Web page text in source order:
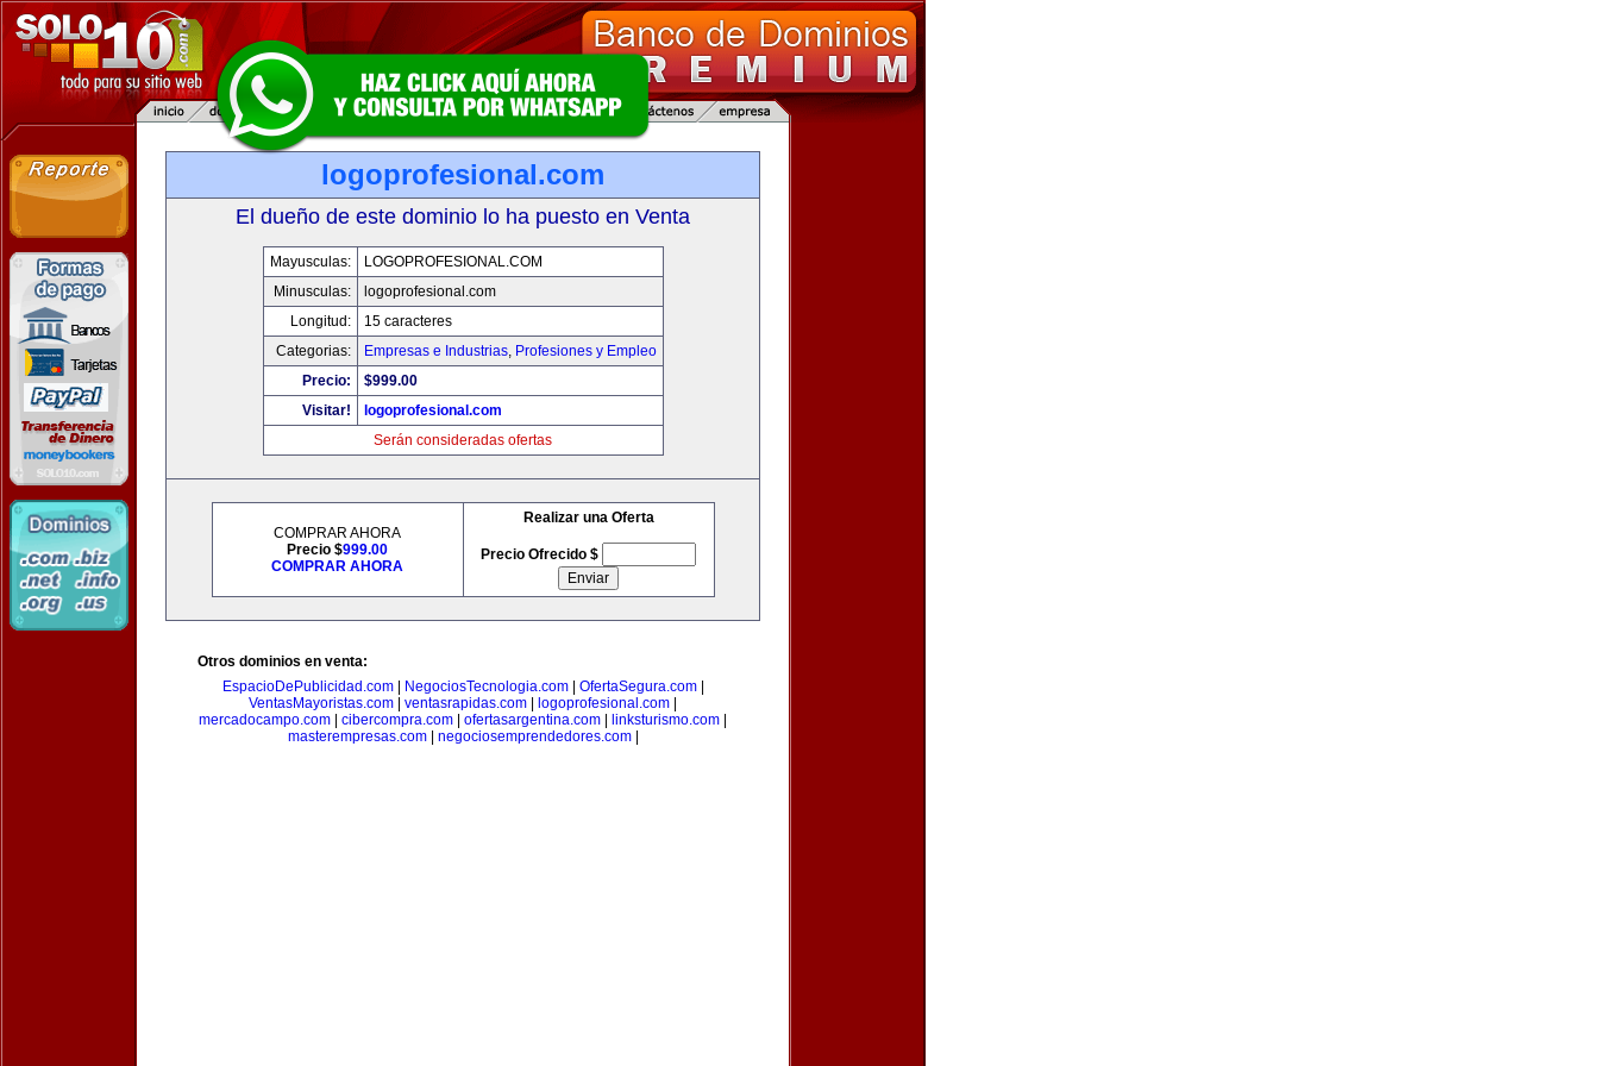
logoprofesional.com
El dueño de este dominio lo ha puesto en Venta
Mayusculas:
LOGOPROFESIONAL.COM
Minusculas:
logoprofesional.com
Longitud:
15 caracteres
Categorias:
Empresas e Industrias, Profesiones y Empleo
Precio:
$999.00
Visitar!
logoprofesional.com
Serán consideradas ofertas
COMPRAR AHORA
Precio $999.00
COMPRAR AHORA
Realizar una Oferta
Precio Ofrecido $
Otros dominios en venta:
EspacioDePublicidad.com| NegociosTecnologia.com| OfertaSegura.com|
VentasMayoristas.com
ventasrapidas.com logoprofesional.com
mercadocampo.com
cibercompra.com ofertasargentina.com linksturismo.com
masterempresas.com| negociosemprendedores.com|